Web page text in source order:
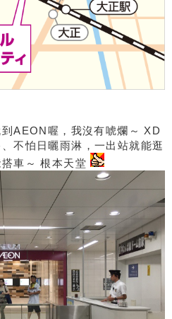
AEON喔，我沒有唬爛～ XD
不怕日曬雨淋，一出站就能逛
搭車～ 根本天堂